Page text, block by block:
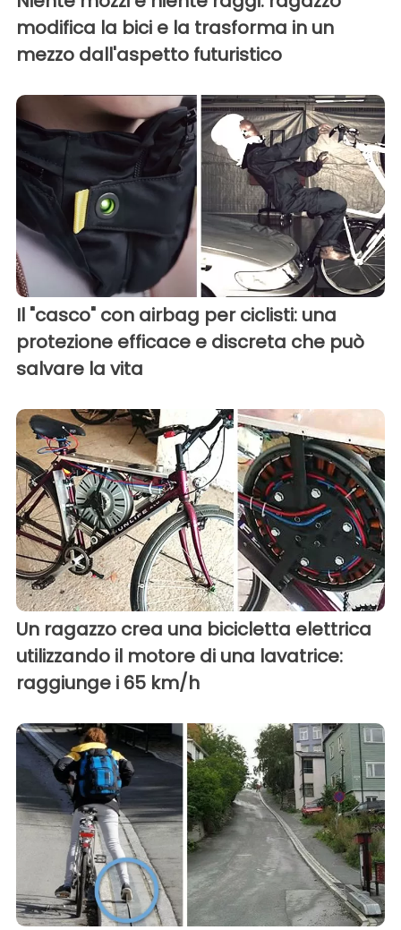
modifica la bici e la trasforma in un
mezzo dall'aspetto futuristico
Il "casco" con airbag per ciclisti: una
protezione efficace e discreta che può
salvare la vita
Un ragazzo crea una bicicletta elettrica
utilizzando il motore di una lavatrice:
raggiunge i 65 km/h